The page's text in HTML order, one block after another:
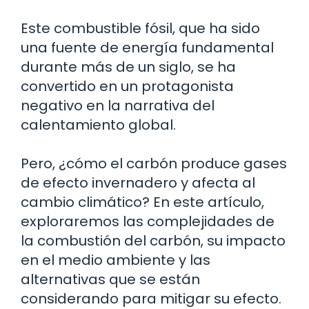
Este combustible fósil, que ha sido
una fuente de energía fundamental
durante más de un siglo, se ha
convertido en un protagonista
negativo en la narrativa del
calentamiento global.
Pero, ¿cómo el carbón produce gases
de efecto invernadero y afecta al
cambio climático? En este artículo,
exploraremos las complejidades de
la combustión del carbón, su impacto
en el medio ambiente y las
alternativas que se están
considerando para mitigar su efecto.